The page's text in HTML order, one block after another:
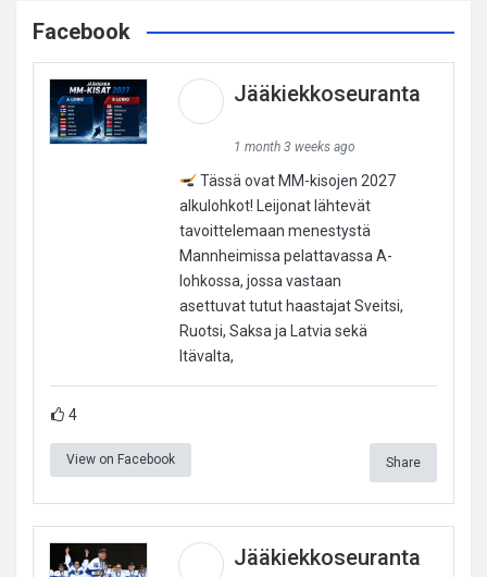
Facebook
Jääkiekkoseuranta
1 month 3 weeks ago
Tässä ovat MM-kisojen 2027
alkulohkot! Leijonat lähtevät
tavoittelemaan menestystä
Mannheimissa pelattavassa A-
lohkossa, jossa vastaan
asettuvat tutut haastajat Sveitsi,
Ruotsi, Saksa ja Latvia sekä
Itävalta,
4
View on Facebook Share
Jääkiekkoseuranta